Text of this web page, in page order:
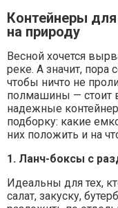
Контейнеры для
на природу
Весной хочется
реке. А значит, пора
чтобы ничто не
полмашины — стоит
надежные
подборку: какие
них положить и на
1. Ланч-боксы с
Идеальны для тех,
салат, закуску,